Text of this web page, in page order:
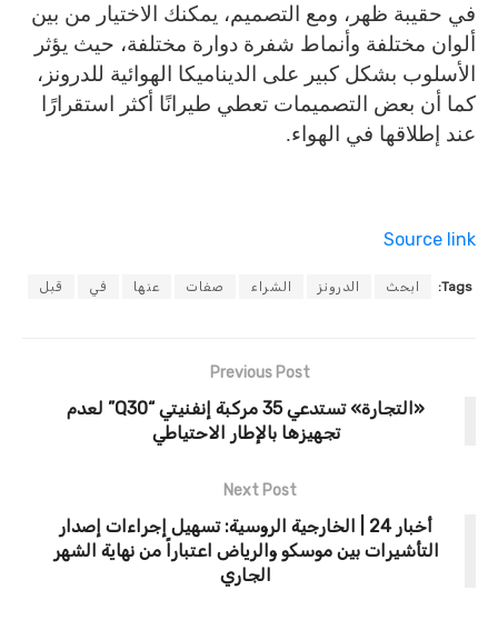
في حقيبة ظهر، ومع التصميم، يمكنك الاختيار من بين
ألوان مختلفة وأنماط شفرة دوارة مختلفة، حيث يؤثر
الأسلوب بشكل كبير على الديناميكا الهوائية للدرونز،
كما أن بعض التصميمات تعطي طيرانًا أكثر استقرارًا
عند إطلاقها في الهواء.
Source link
Tags: ابحث الدرونز الشراء صفات عنها في قبل
Previous Post
«التجارة» تستدعي 35 مركبة إنفنيتي “Q30” لعدم
تجهيزها بالإطار الاحتياطي
Next Post
أخبار 24 | الخارجية الروسية: تسهيل إجراءات إصدار
التأشيرات بين موسكو والرياض اعتباراً من نهاية الشهر
الجاري